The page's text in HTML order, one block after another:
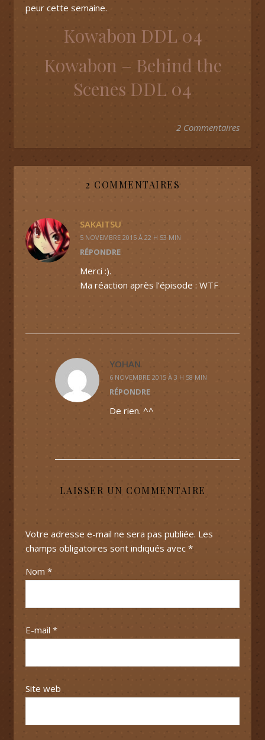
peur cette semaine.
Kowabon DDL 04
Kowabon – Behind the
Scenes DDL 04
2 Commentaires
2 COMMENTAIRES
SAKAITSU
5 NOVEMBRE 2015 À 22 H 53 MIN
RÉPONDRE
Merci :).
Ma réaction après l’épisode : WTF
YOHAN
6 NOVEMBRE 2015 À 3 H 58 MIN
RÉPONDRE
De rien. ^^
LAISSER UN COMMENTAIRE
Votre adresse e-mail ne sera pas publiée. Les
champs obligatoires sont indiqués avec *
Nom *
E-mail *
Site web